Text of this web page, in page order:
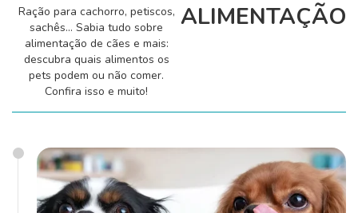
Alimentação
Curiosidades
Filhotes
Ração para cachorro, petiscos,
sachês... Sabia tudo sobre
alimentação de cães e mais:
descubra quais alimentos os
pets podem ou não comer.
Confira isso e muito!
ALIMENTAÇÃO